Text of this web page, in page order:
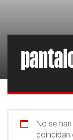
No se
coincidan